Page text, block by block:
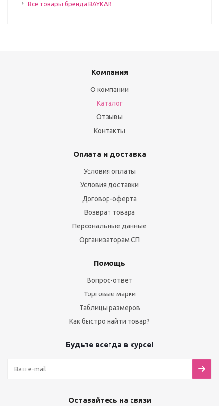
Все товары бренда BAYKAR
Компания
О компании
Каталог
Отзывы
Контакты
Оплата и доставка
Условия оплаты
Условия доставки
Договор-оферта
Возврат товара
Персональные данные
Организаторам СП
Помощь
Вопрос-ответ
Торговые марки
Таблицы размеров
Как быстро найти товар?
Будьте всегда в курсе!
Оставайтесь на связи